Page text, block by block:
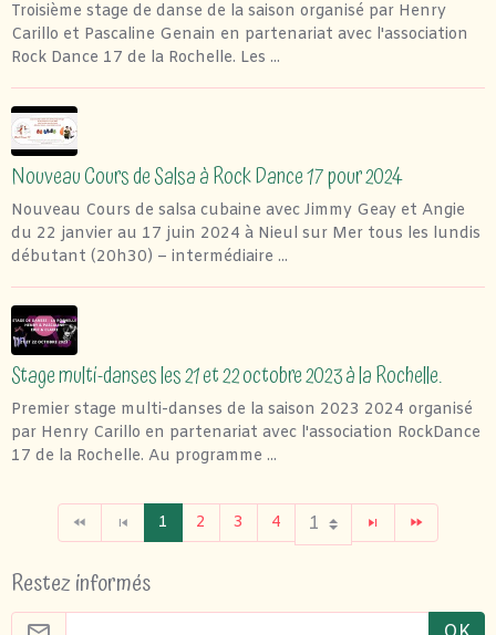
Troisième stage de danse de la saison organisé par Henry
Carillo et Pascaline Genain en partenariat avec l'association
Rock Dance 17 de la Rochelle. Les ...
Nouveau Cours de Salsa à Rock Dance 17 pour 2024
Nouveau Cours de salsa cubaine avec Jimmy Geay et Angie
du 22 janvier au 17 juin 2024 à Nieul sur Mer tous les lundis
débutant (20h30) – intermédiaire ...
Stage multi-danses les 21 et 22 octobre 2023 à la Rochelle.
Premier stage multi-danses de la saison 2023 2024 organisé
par Henry Carillo en partenariat avec l'association RockDance
17 de la Rochelle. Au programme ...
1 2 3 4
Restez informés